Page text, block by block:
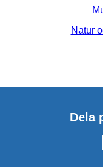
Natur
Dela